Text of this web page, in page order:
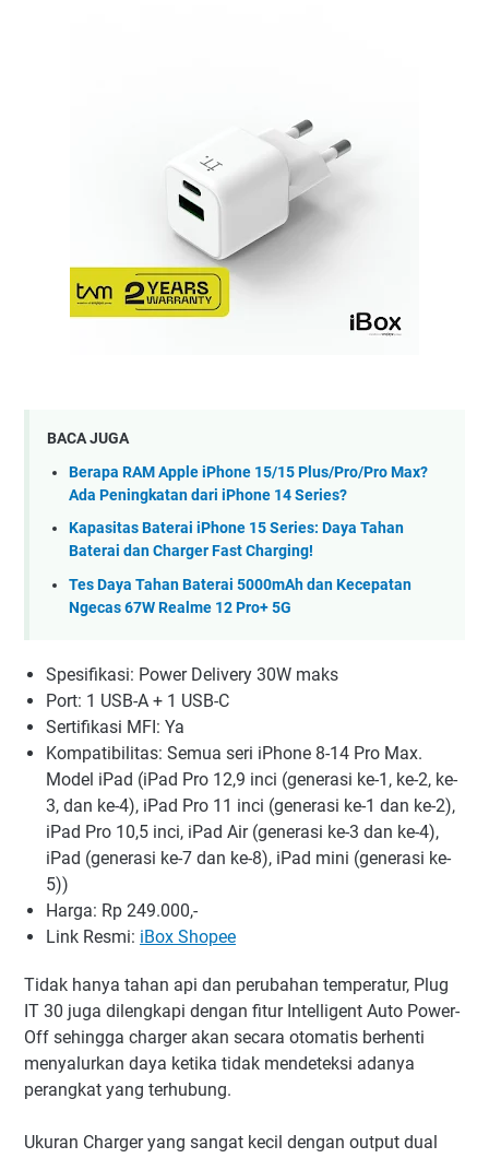
BACA JUGA
Berapa RAM Apple iPhone 15/15 Plus/Pro/Pro Max?
Ada Peningkatan dari iPhone 14 Series?
Kapasitas Baterai iPhone 15 Series: Daya Tahan
Baterai dan Charger Fast Charging!
Tes Daya Tahan Baterai 5000mAh dan Kecepatan
Ngecas 67W Realme 12 Pro+ 5G
Spesifikasi: Power Delivery 30W maks
Port: 1 USB-A + 1 USB-C
Sertifikasi MFI: Ya
Kompatibilitas: Semua seri iPhone 8-14 Pro Max.
Model iPad (iPad Pro 12,9 inci (generasi ke-1, ke-2, ke-
3, dan ke-4), iPad Pro 11 inci (generasi ke-1 dan ke-2),
iPad Pro 10,5 inci, iPad Air (generasi ke-3 dan ke-4),
iPad (generasi ke-7 dan ke-8), iPad mini (generasi ke-
5))
Harga: Rp 249.000,-
Link Resmi: iBox Shopee
Tidak hanya tahan api dan perubahan temperatur, Plug
IT 30 juga dilengkapi dengan fitur Intelligent Auto Power-
Off sehingga charger akan secara otomatis berhenti
menyalurkan daya ketika tidak mendeteksi adanya
perangkat yang terhubung.
Ukuran Charger yang sangat kecil dengan output dual